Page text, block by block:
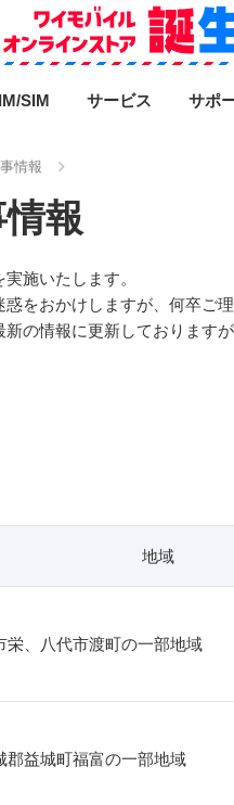
SIM サービス サポ
情報
報
施いたします。
をおかけしますが、何卒ご
の情報に更新しております
地域
栄、八代市渡町の一部地域
郡益城町福富の一部地域